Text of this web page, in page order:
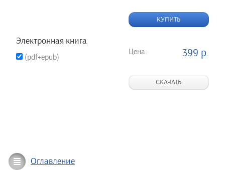
КУПИТЬ
Электронная книга
(pdf+epub)
Цена: 399 р.
СКАЧАТЬ
Оглавление